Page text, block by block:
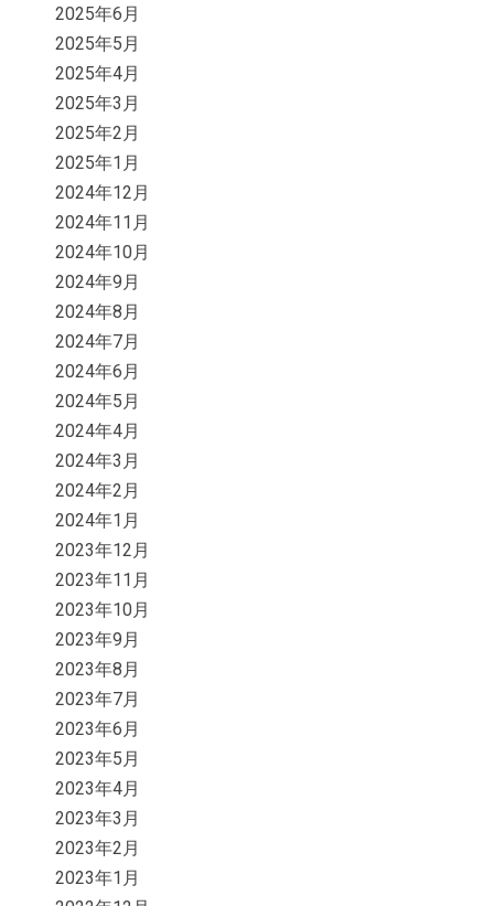
2025年6月
2025年5月
2025年4月
2025年3月
2025年2月
2025年1月
2024年12月
2024年11月
2024年10月
2024年9月
2024年8月
2024年7月
2024年6月
2024年5月
2024年4月
2024年3月
2024年2月
2024年1月
2023年12月
2023年11月
2023年10月
2023年9月
2023年8月
2023年7月
2023年6月
2023年5月
2023年4月
2023年3月
2023年2月
2023年1月